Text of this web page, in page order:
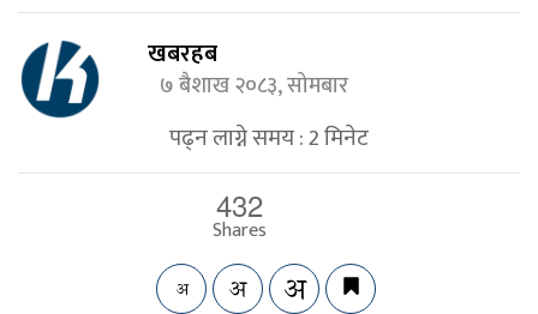
खबरहब
७ बैशाख २०८३, सोमबार
पढ्न लाग्ने समय :2मिनेट
432
Shares